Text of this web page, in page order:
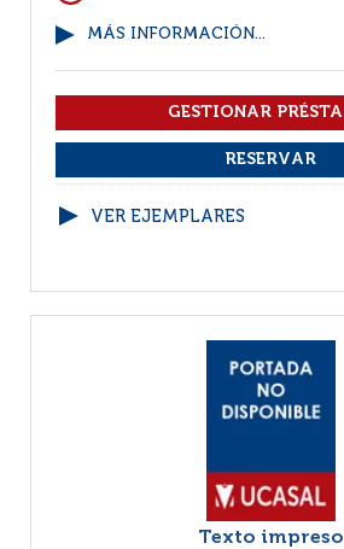
MÁS INFORMACIÓN...
VER EJEMPLARES
Texto impreso